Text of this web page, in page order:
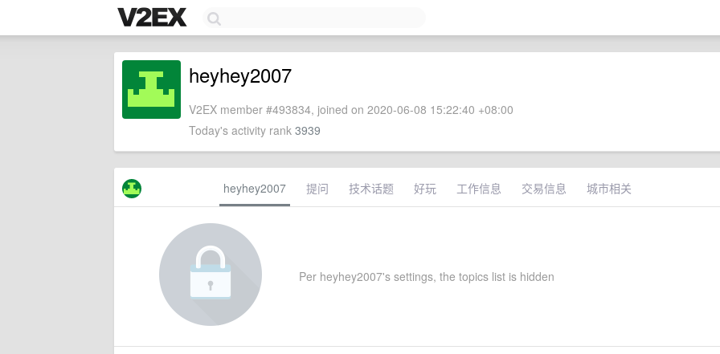
heyhey2007
V2EX member #493834, joined on 2020-06-08 15:22:40 +08:00
Today's activity rank 3939
heyhey2007 提问 技术话题 好玩 工作信息 交易信息 城市相关
Per heyhey2007's settings, the topics list is hidden